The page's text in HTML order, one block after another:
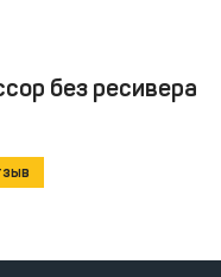
без ресивера